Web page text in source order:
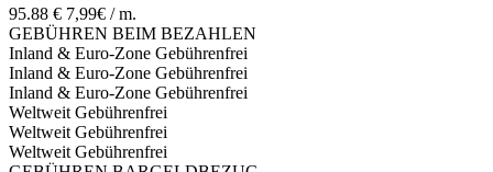
95.88 € 7,99€ / m.
GEBÜHREN BEIM BEZAHLEN
Inland & Euro-Zone Gebührenfrei
Inland & Euro-Zone Gebührenfrei
Inland & Euro-Zone Gebührenfrei
Weltweit Gebührenfrei
Weltweit Gebührenfrei
Weltweit Gebührenfrei